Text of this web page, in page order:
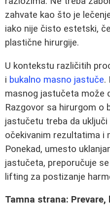
zahvate kao što je
iako nije čisto estetski,
plastične hirurgije.
U kontekstu različitih
i bukalno masno jastuče.
masnog jastučeta može
Razgovor sa hirurgom o
jastučetu treba da
očekivanim rezultatima i
Ponekad, umesto
jastučeta, preporučuje
lifting za postizanje
Tamna strana: